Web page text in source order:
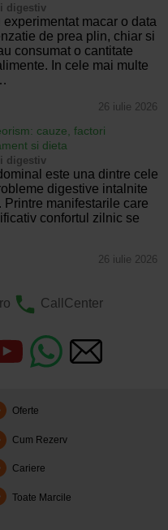
digestiv
macar o data
de prea plin, chiar si
consumat o cantitate
In cele mai multe
26 iulie 2026
cauze, factori
si dieta
digestiv
este una dintre cele
digestive intalnite
Printre manifestarile care
confortul zilnic se
26 iulie 2026
CallCenter
Oferte
Cum Rezerv
Cariere
Toate Marcile